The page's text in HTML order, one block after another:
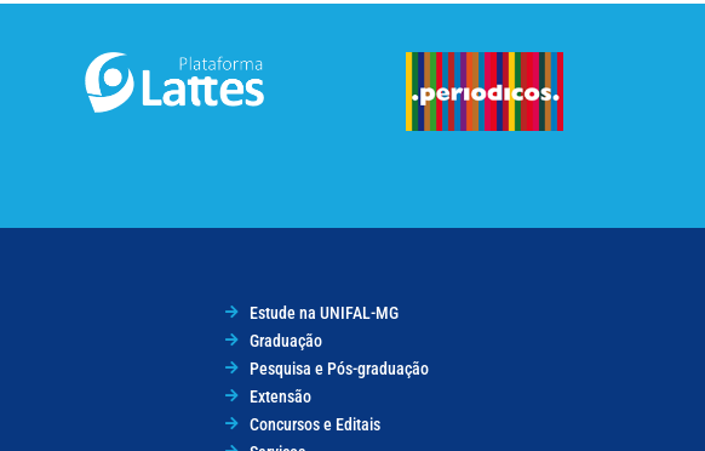
Estude na UNIFAL-MG
Graduação
Pesquisa e Pós-graduação
Extensão
Concursos e Editais